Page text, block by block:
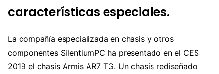
características especiales.
La compañía especializada en chasis y otros
componentes SilentiumPC ha presentado en el CES
2019 el chasis Armis AR7 TG. Un chasis rediseñado